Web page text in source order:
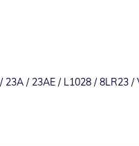
23A / 23AE / L1028 / 8LR23